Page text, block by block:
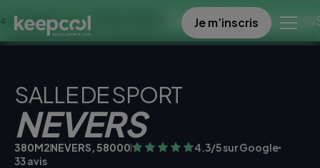
0€ << OFFRE LIMITÉE ☀️ OFFRE SPECIALE DANS CE
Je m’inscris
SALLE DE SPORT
NEVERS
380M2NEVERS, 58000
4.3/5 sur Google
33 avis